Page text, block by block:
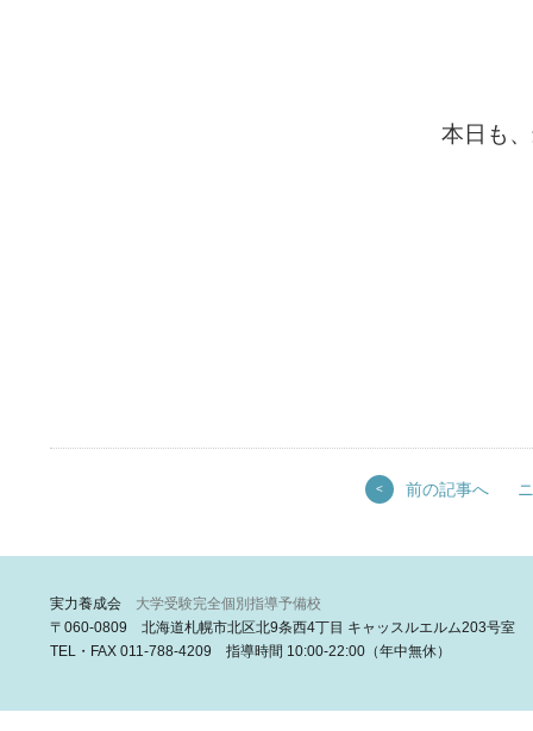
本日も
< 前の記事へ
実力養成会 大学受験完全個別指導予備校
〒060-0809 北海道札幌市北区北9条西4丁目 キャッスルエルム203号室
TEL・FAX 011-788-4209 指導時間 10:00-22:00（年中無休）